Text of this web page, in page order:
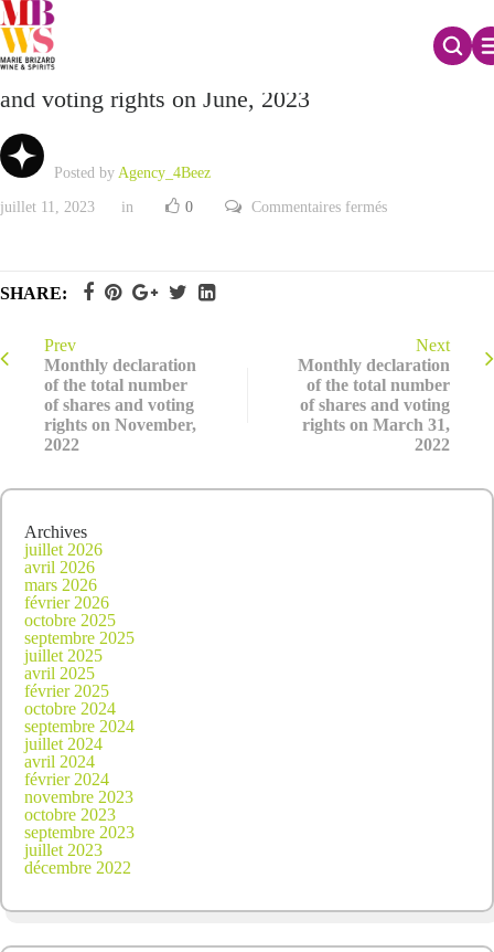
Monthly declaration of the total number of shares
and voting rights on June, 2023
Posted by Agency_4Beez
juillet 11, 2023 in 0 Commentaires ferméssur
voting
rights
on
June,
2023
SHARE:
Prev
Monthly declaration
of the total number
of shares and voting
rights on November,
2022
Next
Monthly declaration
of the total number
of shares and voting
rights on March 31,
2022
Archives
juillet 2026
avril 2026
mars 2026
février 2026
octobre 2025
septembre 2025
juillet 2025
avril 2025
février 2025
octobre 2024
septembre 2024
juillet 2024
avril 2024
février 2024
novembre 2023
octobre 2023
septembre 2023
juillet 2023
décembre 2022